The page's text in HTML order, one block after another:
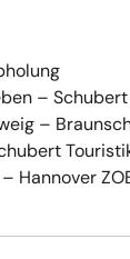
–
–
Hannover